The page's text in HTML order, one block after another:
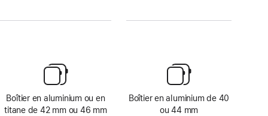
Boîtier en aluminium ou en
titane de 42 mm ou 46 mm
Boîtier en aluminium de 40
ou 44 mm